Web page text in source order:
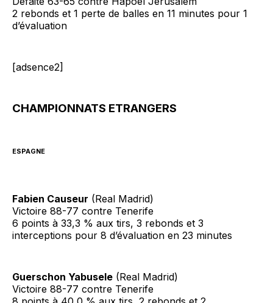
2 rebonds et 1 perte de balles en 11 minutes pour 1
d’évaluation
[adsence2]
CHAMPIONNATS ETRANGERS
ESPAGNE
Fabien Causeur (Real Madrid)
Victoire 88-77 contre Tenerife
6 points à 33,3 % aux tirs, 3 rebonds et 3
interceptions pour 8 d’évaluation en 23 minutes
Guerschon Yabusele (Real Madrid)
Victoire 88-77 contre Tenerife